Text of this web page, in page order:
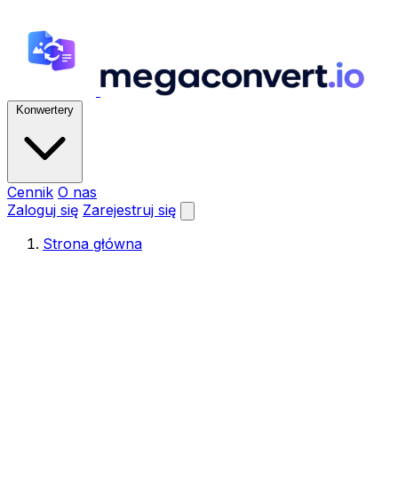
Konwertery
Cennik O nas
Zaloguj się Zarejestruj się
Strona główna